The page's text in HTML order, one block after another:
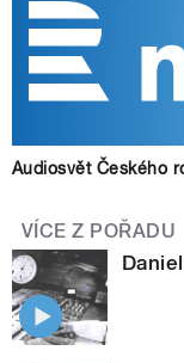
Audiosvět Českého
VÍCE Z POŘADU